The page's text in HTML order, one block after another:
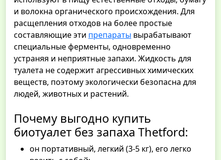
и волокна органического происхождения. Для
расщепления отходов на более простые
составляющие эти препараты вырабатывают
специальные ферменты, одновременно
устраняя и неприятные запахи. Жидкость для
туалета не содержит агрессивных химических
веществ, поэтому экологически безопасна для
людей, животных и растений.
Почему выгодно купить
биотуалет без запаха Thetford:
он портативный, легкий (3-5 кг), его легко